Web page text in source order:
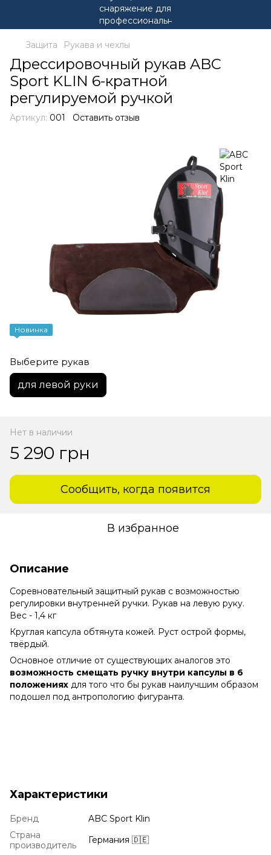
Защита Рукава и чехлы
Дрессировочный рукав ABC
Sport KLIN 6-кратной
регулируемой ручкой
Артикул: 001 Оставить отзыв
Новинка
Выберите рукав
для левой руки
Нет в наличии
5 290 грн
Сообщить, когда появится
В избранное
Описание
Соревновательный защитный рукав с возможностью
регулировки внутренней ручки. Рукав на левую руку.
Вес - 1,4 кг
Круглая капсула обтянута кожей. Руст острой формы,
твёрдый.
Основное отличие от существующих аналогов это
возможность смещать ручку внутри капсулы в 6
положениях для того что бы рукав наилучшим образом
подошел под антропологию фигуранта.
Характеристики
Бренд
ABC Sport Klin
Страна
производитель
Германия 🇩🇪